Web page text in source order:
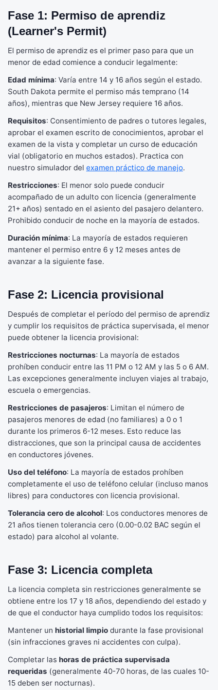
Fase 1: Permiso de aprendiz
(Learner's Permit)
El permiso de aprendiz es el primer paso para que un
menor de edad comience a conducir legalmente:
Edad mínima: Varía entre 14 y 16 años según el estado.
South Dakota permite el permiso más temprano (14
años), mientras que New Jersey requiere 16 años.
Requisitos: Consentimiento de padres o tutores legales,
aprobar el examen escrito de conocimientos, aprobar el
examen de la vista y completar un curso de educación
vial (obligatorio en muchos estados). Practica con
nuestro simulador del examen práctico de manejo.
Restricciones: El menor solo puede conducir
acompañado de un adulto con licencia (generalmente
21+ años) sentado en el asiento del pasajero delantero.
Prohibido conducir de noche en la mayoría de estados.
Duración mínima: La mayoría de estados requieren
mantener el permiso entre 6 y 12 meses antes de
avanzar a la siguiente fase.
Fase 2: Licencia provisional
Después de completar el período del permiso de aprendiz
y cumplir los requisitos de práctica supervisada, el menor
puede obtener la licencia provisional:
Restricciones nocturnas: La mayoría de estados
prohíben conducir entre las 11 PM o 12 AM y las 5 o 6 AM.
Las excepciones generalmente incluyen viajes al trabajo,
escuela o emergencias.
Restricciones de pasajeros: Limitan el número de
pasajeros menores de edad (no familiares) a 0 o 1
durante los primeros 6-12 meses. Esto reduce las
distracciones, que son la principal causa de accidentes
en conductores jóvenes.
Uso del teléfono: La mayoría de estados prohíben
completamente el uso de teléfono celular (incluso manos
libres) para conductores con licencia provisional.
Tolerancia cero de alcohol: Los conductores menores de
21 años tienen tolerancia cero (0.00-0.02 BAC según el
estado) para alcohol al volante.
Fase 3: Licencia completa
La licencia completa sin restricciones generalmente se
obtiene entre los 17 y 18 años, dependiendo del estado y
de que el conductor haya cumplido todos los requisitos:
Mantener un historial limpio durante la fase provisional
(sin infracciones graves ni accidentes con culpa).
Completar las horas de práctica supervisada
requeridas (generalmente 40-70 horas, de las cuales 10-
15 deben ser nocturnas).